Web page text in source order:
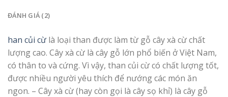
ĐÁNH GIÁ (2)
han củi cừ là loại than được làm từ gỗ cây xà cừ chất
lượng cao. Cây xà cừ là cây gỗ lớn phổ biến ở Việt Nam,
có thân to và cứng. Vì vậy, than củi cừ có chất lượng tốt,
được nhiều người yêu thích để nướng các món ăn
ngon. – Cây xà cừ (hay còn gọi là cây sọ khỉ) là cây gỗ